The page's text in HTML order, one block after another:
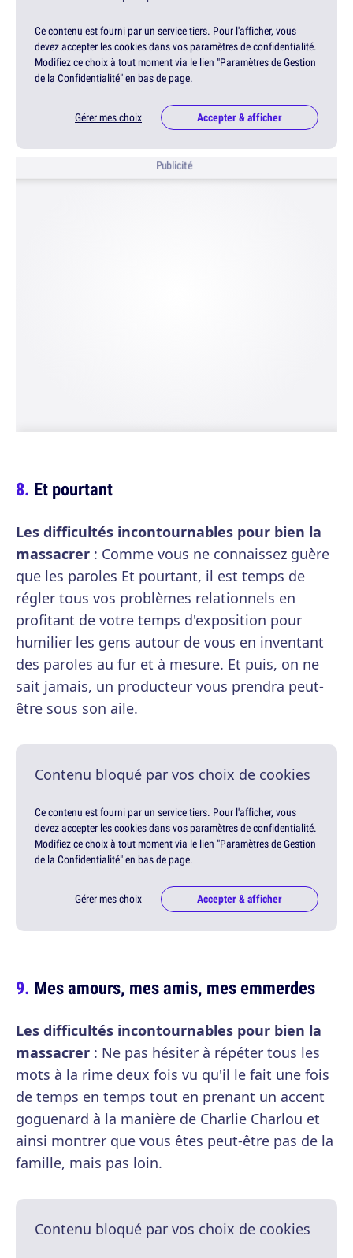
Ce contenu est fourni par un service tiers. Pour l'afficher, vous
devez accepter les cookies dans vos paramètres de confidentialité.
Modifiez ce choix à tout moment via le lien "Paramètres de Gestion
de la Confidentialité" en bas de page.
Gérer mes choix Accepter & afficher
Publicité
Et pourtant
Les difficultés incontournables pour bien la
massacrer : Comme vous ne connaissez guère
que les paroles Et pourtant, il est temps de
régler tous vos problèmes relationnels en
profitant de votre temps d'exposition pour
humilier les gens autour de vous en inventant
des paroles au fur et à mesure. Et puis, on ne
sait jamais, un producteur vous prendra peut-
être sous son aile.
Contenu bloqué par vos choix de cookies
Ce contenu est fourni par un service tiers. Pour l'afficher, vous
devez accepter les cookies dans vos paramètres de confidentialité.
Modifiez ce choix à tout moment via le lien "Paramètres de Gestion
de la Confidentialité" en bas de page.
Gérer mes choix Accepter & afficher
Mes amours, mes amis, mes emmerdes
Les difficultés incontournables pour bien la
massacrer : Ne pas hésiter à répéter tous les
mots à la rime deux fois vu qu'il le fait une fois
de temps en temps tout en prenant un accent
goguenard à la manière de Charlie Charlou et
ainsi montrer que vous êtes peut-être pas de la
famille, mais pas loin.
Contenu bloqué par vos choix de cookies